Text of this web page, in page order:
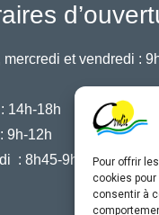
Pour offrir
cookies
consentir à
mercredi et vendredi :
14h-18h
9h-12h
: 8h45-9h45